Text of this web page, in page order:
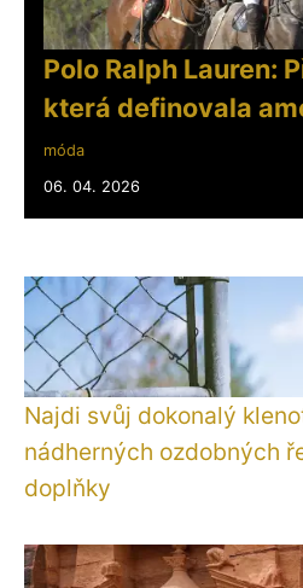
Polo Ralph Lauren:
která definovala
móda
06. 04. 2026
Najdi svůj dokonalý
nádherných ozdobných
doplňky